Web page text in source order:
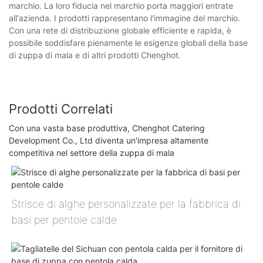
marchio. La loro fiducia nel marchio porta maggiori entrate
all'azienda. I prodotti rappresentano l'immagine del marchio.
Con una rete di distribuzione globale efficiente e rapida, è
possibile soddisfare pienamente le esigenze globali della base
di zuppa di mala e di altri prodotti Chenghot.
Prodotti Correlati
Con una vasta base produttiva, Chenghot Catering
Development Co., Ltd diventa un'impresa altamente
competitiva nel settore della zuppa di mala
Strisce di alghe personalizzate per la fabbrica di
basi per pentole calde